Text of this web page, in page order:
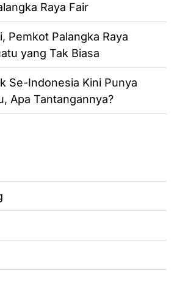
Raya Fair
Pemkot Palangka Raya
yang Tak Biasa
Se-Indonesia Kini Punya
Apa Tantangannya?